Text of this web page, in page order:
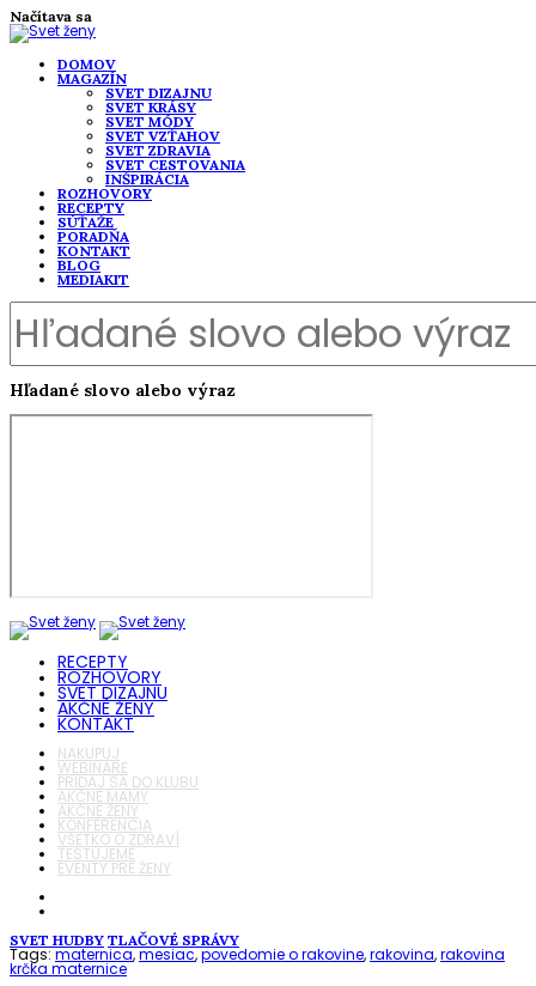
Načítava sa
DOMOV
MAGAZÍN
SVET DIZAJNU
SVET KRÁSY
SVET MÓDY
SVET VZŤAHOV
SVET ZDRAVIA
SVET CESTOVANIA
INŠPIRÁCIA
ROZHOVORY
RECEPTY
SÚŤAŽE
PORADŇA
KONTAKT
BLOG
MEDIAKIT
Hľadané slovo alebo výraz
RECEPTY
ROZHOVORY
SVET DIZAJNU
AKČNÉ ŽENY
KONTAKT
NAKUPUJ
WEBINÁRE
PRIDAJ SA DO KLUBU
AKČNÉ MAMY
AKČNÉ ŽENY
KONFERENCIA
VŠETKO O ZDRAVÍ
TESTUJEME
EVENTY PRE ŽENY
SVET HUDBY TLAČOVÉ SPRÁVY
Tags:maternica,mesiac,povedomie o rakovine,rakovina,rakovina
krčka maternice